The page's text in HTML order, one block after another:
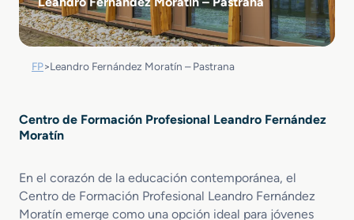
FP>Leandro Fernández Moratín – Pastrana
Centro de Formación Profesional Leandro Fernández
Moratín
En el corazón de la educación contemporánea, el
Centro de Formación Profesional Leandro Fernández
Moratín emerge como una opción ideal para jóvenes